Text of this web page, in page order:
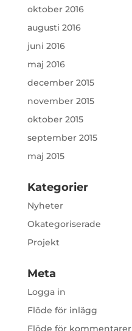
oktober 2016
augusti 2016
juni 2016
maj 2016
december 2015
november 2015
oktober 2015
september 2015
maj 2015
Kategorier
Nyheter
Okategoriserade
Projekt
Meta
Logga in
Flöde för inlägg
Flöde för kommentarer